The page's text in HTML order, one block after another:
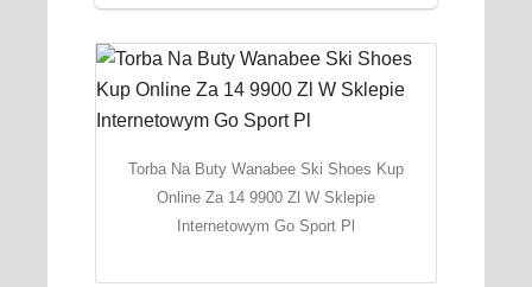
Torba Na Buty Wanabee Ski Shoes Kup
Online Za 14 9900 Zl W Sklepie
Internetowym Go Sport Pl